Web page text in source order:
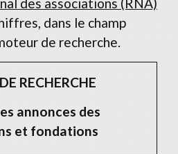
des associations (RNA)
dans le champ
de recherche.
RECHERCHE
annonces des
et fondations